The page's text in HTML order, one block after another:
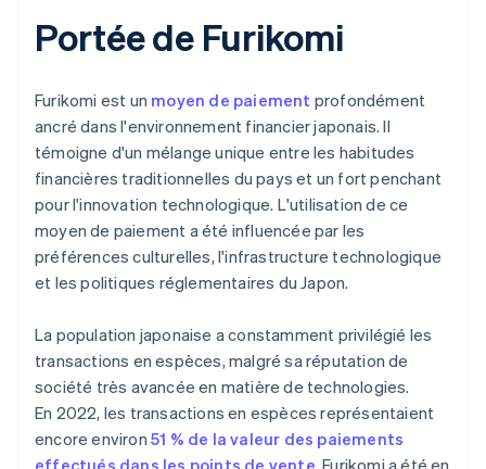
Portée de Furikomi
Furikomi est un moyen de paiement profondément
ancré dans l'environnement financier japonais. Il
témoigne d'un mélange unique entre les habitudes
financières traditionnelles du pays et un fort penchant
pour l'innovation technologique. L'utilisation de ce
moyen de paiement a été influencée par les
préférences culturelles, l'infrastructure technologique
et les politiques réglementaires du Japon.
La population japonaise a constamment privilégié les
transactions en espèces, malgré sa réputation de
société très avancée en matière de technologies.
En 2022, les transactions en espèces représentaient
encore environ 51 % de la valeur des paiements